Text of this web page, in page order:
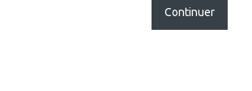
Continuer